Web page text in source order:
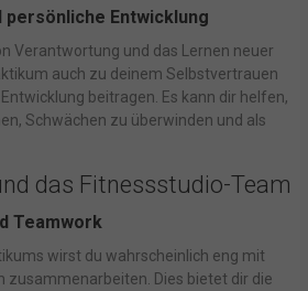
Entwicklung
Verantwortung und das Lernen neuer
auch zu deinem Selbstvertrauen
beitragen. Es kann dir helfen,
Schwächen zu überwinden und als
das Fitnessstudio-Team
Teamwork
wirst du wahrscheinlich eng mit
zusammenarbeiten. Dies bietet dir die